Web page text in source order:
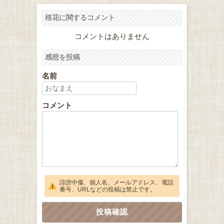
桜花に関するコメント
コメントはありません
感想を投稿
名前
コメント
誹謗中傷、個人名、メールアドレス、電話
番号、URLなどの投稿は禁止です。